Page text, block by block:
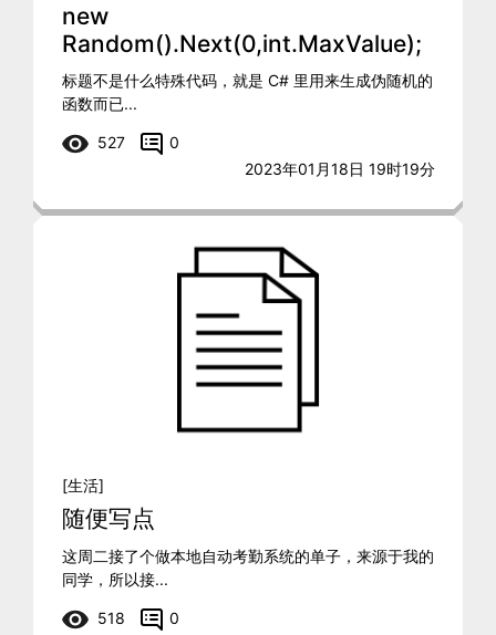
new
Random().Next(0,int.MaxValue);
标题不是什么特殊代码，就是 C# 里用来生成伪随机的
函数而已...
527
0
2023年01月18日 19时19分
[生活]
随便写点
这周二接了个做本地自动考勤系统的单子，来源于我的
同学，所以接...
518
0